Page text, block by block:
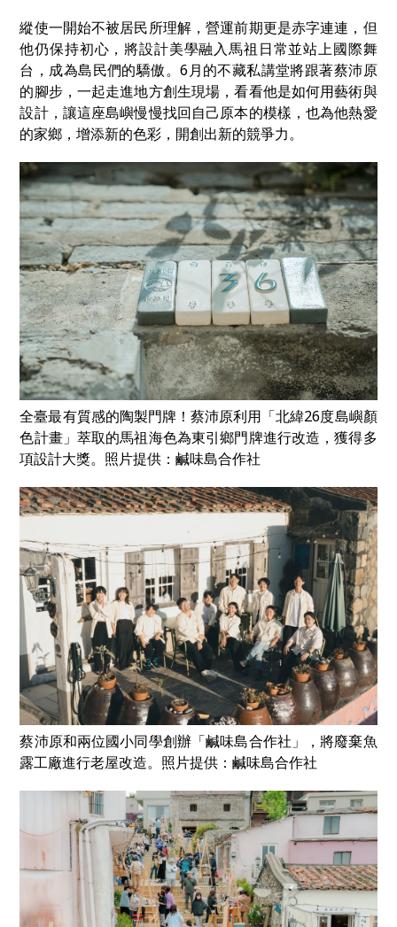
縱使一開始不被居民所理解，營運前期更是赤字連連，但
他仍保持初心， 將設計美學融入馬祖日常並站上國際舞
台，成為島民們的驕傲。6月的不藏私講堂將跟著蔡沛原
的腳步，一起走進地方創生現場，看看他是如何用藝術與
設計，讓這座島嶼慢慢找回自己原本的模樣，也為他熱愛
的家鄉，增添新的色彩，開創出新的競爭力。
全臺最有質感的陶製門牌！蔡沛原利用「北緯26度島嶼顏
色計畫」萃取的馬祖海色為東引鄉門牌進行改造，獲得多
項設計大獎。照片提供：鹹味島合作社
蔡沛原和兩位國小同學創辦「鹹味島合作社」，將廢棄魚
露工廠進行老屋改造。照片提供：鹹味島合作社